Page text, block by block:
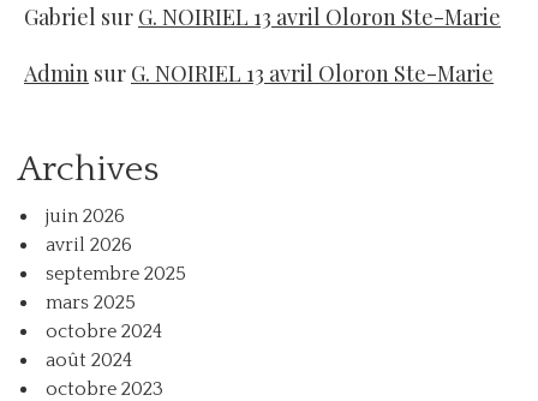
Gabriel sur G. NOIRIEL 13 avril Oloron Ste-Marie
Admin sur G. NOIRIEL 13 avril Oloron Ste-Marie
Archives
juin 2026
avril 2026
septembre 2025
mars 2025
octobre 2024
août 2024
octobre 2023